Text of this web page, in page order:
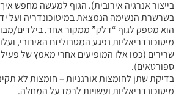
בייצור אנרגיה אירובית). הגוף למעשה מחפש
בשרשרת הנשימה הנמצאת במיטוכונדריה ועל
הוא מספק לגוף “דלק” ממקור אחר. בילדים/
מיטוכונדריאליות נפגע המטבוליזם האירובי,
שרירים (כמו אלו המופיעים אחרי מאמץ של
ספורטאים).
בדיקת שתן לחומצות אורגניות – חומצות לא
מיטוכונדריאליות ועשויות לרמז על המחלה.